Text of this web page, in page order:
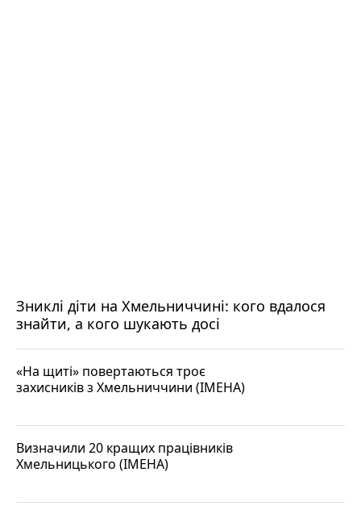
Зниклі діти на Хмельниччині: кого вдалося
знайти, а кого шукають досі
«На щиті» повертаються троє
захисників з Хмельниччини (ІМЕНА)
Визначили 20 кращих працівників
Хмельницького (ІМЕНА)